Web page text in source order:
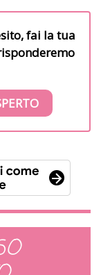
fai la tua